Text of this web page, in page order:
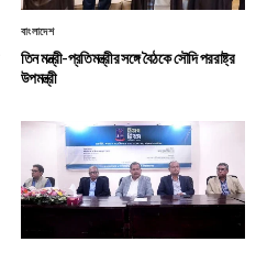
বাংলাদেশ
তিন মন্ত্রী-প্রতিমন্ত্রীর সঙ্গে বৈঠকে সৌদি পররাষ্ট্র
উপমন্ত্রী